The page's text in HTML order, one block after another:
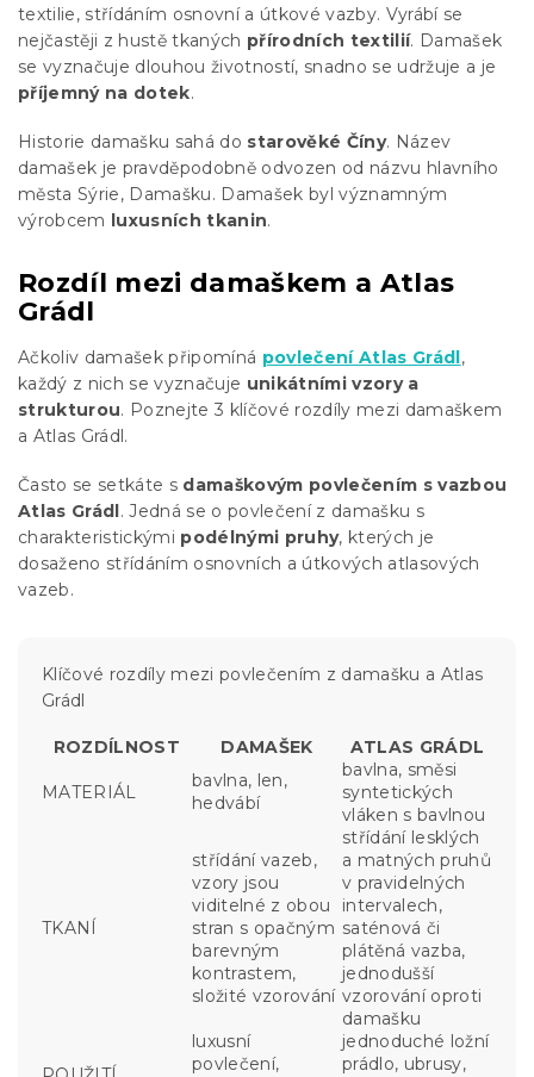
textilie, střídáním osnovní a útkové vazby. Vyrábí se
nejčastěji z hustě tkaných přírodních textilií. Damašek
se vyznačuje dlouhou životností, snadno se udržuje a je
příjemný na dotek.
Historie damašku sahá do starověké Číny. Název
damašek je pravděpodobně odvozen od názvu hlavního
města Sýrie, Damašku. Damašek byl významným
výrobcem luxusních tkanin.
Rozdíl mezi damaškem a Atlas
Grádl
Ačkoliv damašek připomíná povlečení Atlas Grádl,
každý z nich se vyznačuje unikátními vzory a
strukturou. Poznejte 3 klíčové rozdíly mezi damaškem
a Atlas Grádl.
Často se setkáte s damaškovým povlečením s vazbou
Atlas Grádl. Jedná se o povlečení z damašku s
charakteristickými podélnými pruhy, kterých je
dosaženo střídáním osnovních a útkových atlasových
vazeb.
Klíčové rozdíly mezi povlečením z damašku a Atlas
Grádl
ROZDÍLNOST DAMAŠEK ATLAS GRÁDL
MATERIÁL
bavlna, len,
hedvábí
bavlna, směsi
syntetických
vláken s bavlnou
TKANÍ
střídání vazeb,
vzory jsou
viditelné z obou
stran s opačným
barevným
kontrastem,
složité vzorování
střídání lesklých
a matných pruhů
v pravidelných
intervalech,
saténová či
plátěná vazba,
jednodušší
vzorování oproti
damašku
luxusní
povlečení,
jednoduché ložní
prádlo, ubrusy,